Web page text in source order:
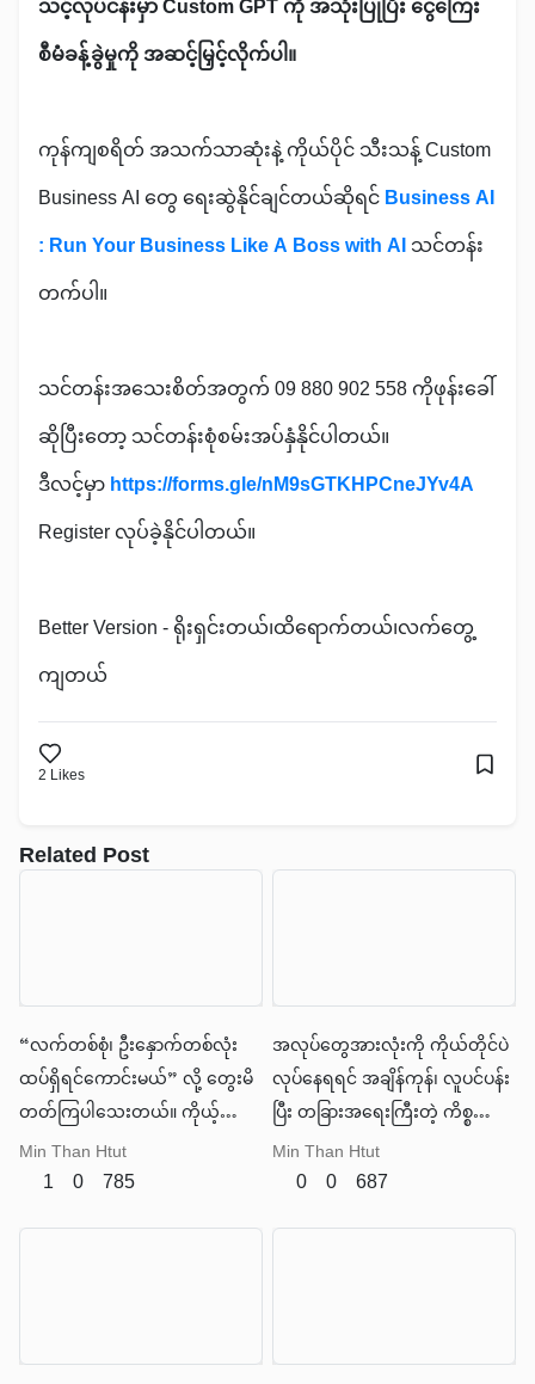
သင့်လုပ်ငန်းမှာ Custom GPT ကို အသုံးပြုပြီး ငွေကြေး
စီမံခန့်ခွဲမှုကို အဆင့်မြှင့်လိုက်ပါ။
ကုန်ကျစရိတ် အသက်သာဆုံးနဲ့ ကိုယ်ပိုင် သီးသန့် Custom
Business AI တွေ ရေးဆွဲနိုင်ချင်တယ်ဆိုရင်Business AI
: Run Your Business Like A Boss with AIသင်တန်း
တက်ပါ။
သင်တန်းအသေးစိတ်အတွက် 09 880 902 558 ကိုဖုန်းခေါ်
ဆိုပြီးတော့ သင်တန်းစုံစမ်းအပ်နှံနိုင်ပါတယ်။
ဒီလင့်မှာhttps://forms.gle/nM9sGTKHPCneJYv4A
Register လုပ်ခဲ့နိုင်ပါတယ်။
Better Version - ရိုးရှင်းတယ်၊ထိရောက်တယ်၊လက်တွေ့
ကျတယ်
2Likes
Related Post
“လက်တစ်စုံ၊ ဦးနှောက်တစ်လုံး
ထပ်ရှိရင်ကောင်းမယ်” လို့ တွေးမိ
တတ်ကြပါသေးတယ်။ ကိုယ့်
ကိုယ်စား စဉ်းစားပေး၊ စီစဉ်ပေး၊
အလုပ်တွေကို လုပ်ပေးနိုင်မယ့်
Min Than Htut
1 0 785
အလုပ်တွေအားလုံးကို ကိုယ်တိုင်ပဲ
လုပ်နေရရင် အချိန်ကုန်၊ လူပင်ပန်း
ပြီး တခြားအရေးကြီးတဲ့ ကိစ္စတွေ
ကို အာရုံစိုက်ဖို့ ခက်ခဲလာပါတယ်။
Min Than Htut
0 0 687